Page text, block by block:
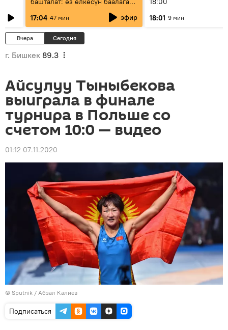
муунду кантип тарбиялоо
керек?
17:04 47 мин эфир
18:01 9 мин
Вчера Сегодня
г. Бишкек 89.3
Айсулуу Тыныбекова
выиграла в финале
турнира в Польше со
счетом 10:0 — видео
01:12 07.11.2020
© Sputnik / Абзал Калиев
Подписаться